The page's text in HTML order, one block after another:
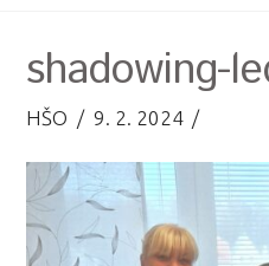
shadowing-
HŠO 9. 2. 2024